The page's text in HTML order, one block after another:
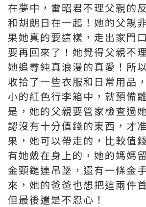
在夢中，雷昭君不理父親的
和胡朗日在一起！她的父親
果她真的要這樣，走出家門
要再回來了！她覺得父親不
她追尋純真浪漫的真愛！所
收拾了一些衣服和日常用品
小的紅色行李箱中，就預備
是，她的父親要管家檢查過
認沒有十分值錢的東西，才
果，她可以帶走的，比較值
有她戴在身上的，她的媽媽
金頸鏈連吊墜，還有一條金
來，她的爸爸也想把這兩件
但最後還是不忍心！